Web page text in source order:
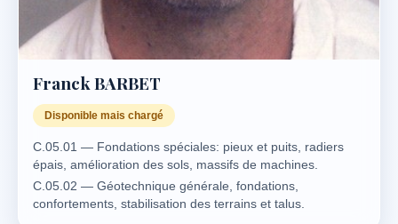
Franck BARBET
Disponible mais chargé
C.05.01 — Fondations spéciales: pieux et puits, radiers
épais, amélioration des sols, massifs de machines.
C.05.02 — Géotechnique générale, fondations,
confortements, stabilisation des terrains et talus.